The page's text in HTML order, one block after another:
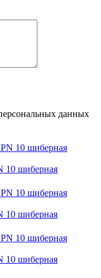
данных
10 шиберная
10 шиберная
10 шиберная